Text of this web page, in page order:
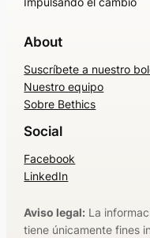
About
Suscríbete a nuestro
Nuestro equipo
Sobre Bethics
Social
Facebook
LinkedIn
Aviso legal: La
tiene únicamente fines